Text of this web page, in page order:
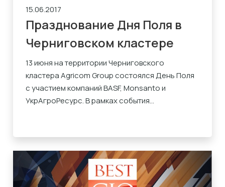
15.06.2017
Празднование Дня Поля в
Черниговском кластере
13 июня на территории Черниговского
кластера Agricom Group состоялся День Поля
с участием компаний BASF, Monsanto и
УкрАгроРесурс. В рамках события...